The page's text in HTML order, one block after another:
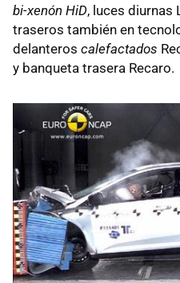
bi-xenón HiD, luces diurnas
traseros también en
delanteros calefactados
y banqueta trasera Recaro.